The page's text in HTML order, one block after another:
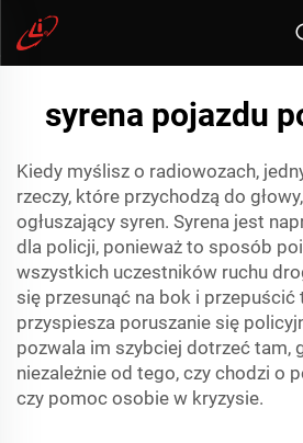
syrena pojazdu
Kiedy myślisz o radiowozach,
rzeczy, które przychodzą do
ogłuszający syren. Syrena jest
dla policji, ponieważ to sposób
wszystkich uczestników ruchu
się przesunąć na bok i przepuścić
przyspiesza poruszanie się
pozwala im szybciej dotrzeć tam,
niezależnie od tego, czy chodzi o
czy pomoc osobie w kryzysie.